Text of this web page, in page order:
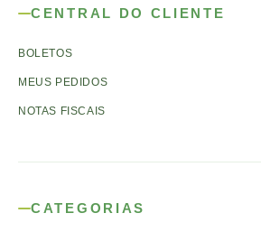
CENTRAL DO CLIENTE
BOLETOS
MEUS PEDIDOS
NOTAS FISCAIS
CATEGORIAS